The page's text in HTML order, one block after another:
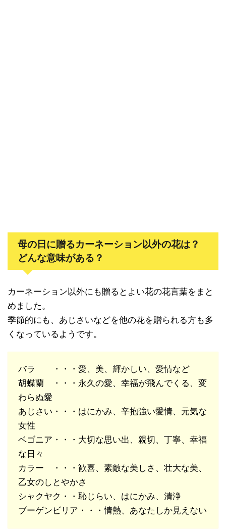
母の日に贈るカーネーション以外の花は？
どんな意味がある？
カーネーション以外にも贈るとよい花の花言葉をまと
めました。
季節的にも、あじさいなどを他の花を贈られる方も多
くなっているようです。
バラ ・・・愛、美、輝かしい、愛情など
胡蝶蘭 ・・・永久の愛、幸福が飛んでくる、変
わらぬ愛
あじさい・・・はにかみ、辛抱強い愛情、元気な
女性
ベゴニア・・・大切な思い出、親切、丁寧、幸福
な日々
カラー ・・・歓喜、素敵な美しさ、壮大な美、
乙女のしとやかさ
シャクヤク・・恥じらい、はにかみ、清浄
ブーゲンビリア・・・情熱、あなたしか見えない